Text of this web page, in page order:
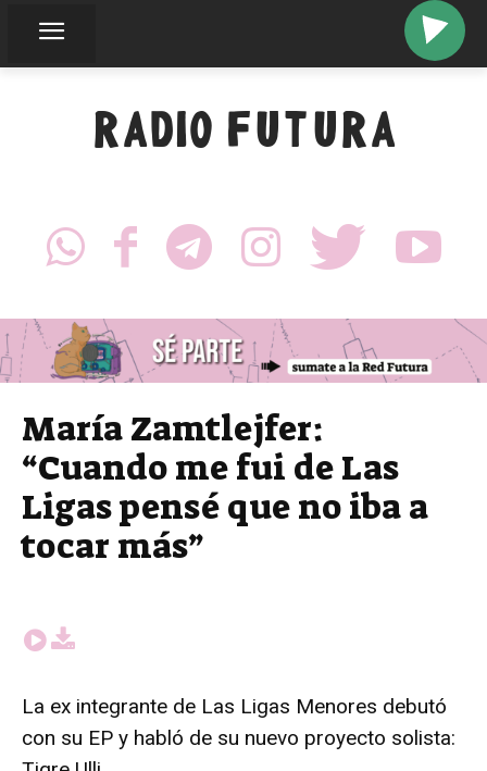
RADIO FUTURA
María Zamtlejfer:
“Cuando me fui de Las
Ligas pensé que no iba a
tocar más”
La ex integrante de Las Ligas Menores debutó
con su EP y habló de su nuevo proyecto solista: